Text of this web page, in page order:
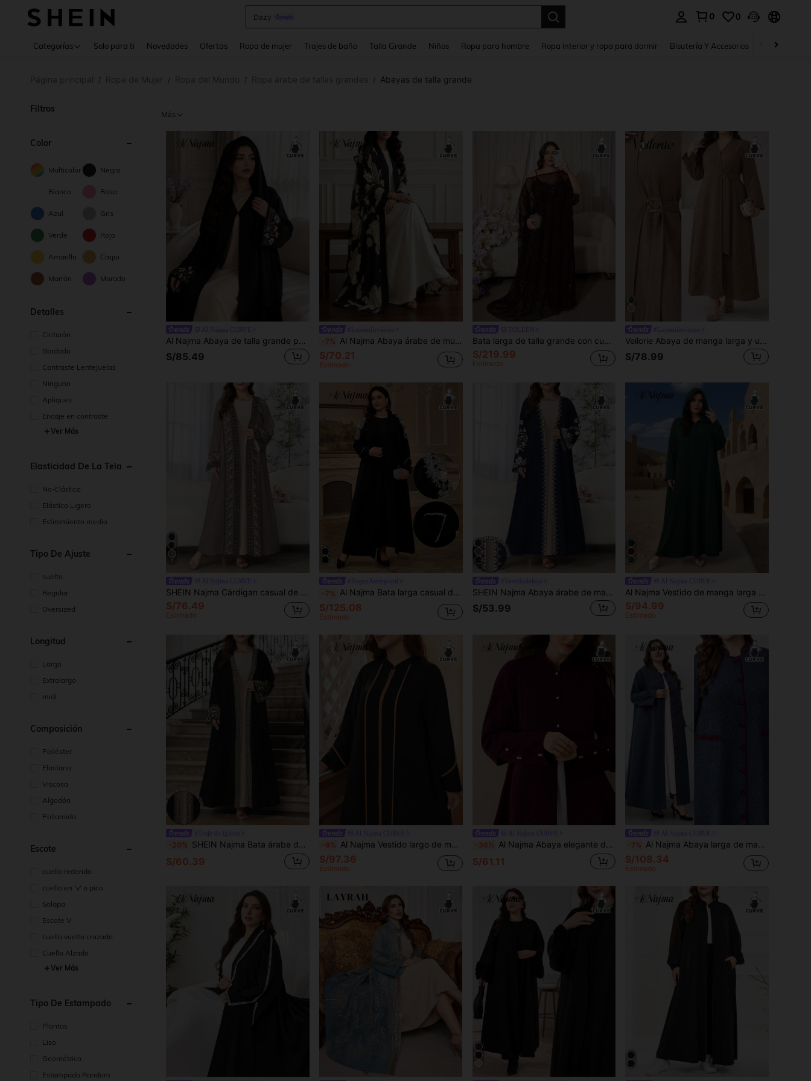
Dazy
0 0
Categorías Solo para ti Novedades Ofertas Ropa de mujer Trajes de baño Talla Grande Niños Ropa para hombre Ropa interior y ropa para dormir Bisutería Y Accesorios Zapatos
/ / / / Abayas de talla grande
Filtros
Color
Multicolor Negro
Blanco Rosa
Azul Gris
Verde Rojo
Amarillo Caqui
Marrón Morado
Detalles
Cinturón
Bordado
Contraste Lentejuelas
Ninguno
Apliques
Encaje en contraste
Ver Más
Elasticidad De La Tela
No-Elástico
Elástico Ligero
Estiramiento medio
Tipo De Ajuste
suelto
Regular
Oversized
Longitud
Largo
Extralargo
midi
Composición
Poliéster
Elastano
Viscosa
Algodón
Poliamida
Escote
cuello redondo
cuello en 'v' o pico
Solapa
Escote V
cuello vuelto cruzado
Cuello Alzado
Ver Más
Tipo De Estampado
Plantas
Liso
Geométrico
Estampado Random
Más
Al Najma Abaya de talla grande para mujer con bordado floral en los puños y corte holgado
S/85.49
-7% Al Najma Abaya árabe de mujer de manga larga de gasa estampada, elegante, cómoda y romántica para verano, talla grande
S/70.21
Estimado
Bata larga de talla grande con cuello asimétrico y mangas de murciélago, vestido formal elegante color marrón para otoño
S/219.99
Estimado
Veilorie Abaya de manga larga y unicolor con diseño de metal en la cintura para mujer de talla grande
S/78.99
SHEIN Najma Cárdigan casual de talla grande para mujer con estampado floral y geométrico, de manga larga y abertura frontal, para primavera/otoño
S/76.49
Estimado
-7% Al Najma Bata larga casual de manga larga para mujer de talla grande, abaya modesta
S/125.08
Estimado
SHEIN Najma Abaya árabe de manga larga con estampado floral retro para mujer de talla grande, adecuada para primavera y otoño
S/53.99
Al Najma Vestido de manga larga de uso diario casual y holgado con capucha y aplicaciones de unicolor en estilo árabe para mujer de talla grande
S/94.99
Estimado
-20% SHEIN Najma Bata árabe de manga larga con estampado floral para mujer de talla grande, para primavera/otoño
S/60.39
-9% Al Najma Vestido largo de manga larga de estilo conservador y modesto con bloques de color, bata abaya de talla grande
S/97.36
Estimado
-36% Al Najma Abaya elegante de corte slim de unicolor para mujer, otoño/invierno
S/61.11
-7% Al Najma Abaya larga de manga larga con bloque de color y parche, botones delanteros, de estilo modesto y elegante, para viajes/casual/hogar/vacaciones, vestido árabe Robe Abaya talla grande
S/108.34
Estimado